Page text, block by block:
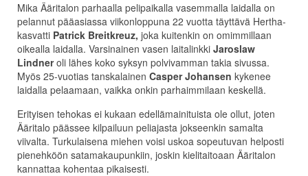
Mika Ääritalon parhaalla pelipaikalla vasemmalla laidalla on
pelannut pääasiassa viikonloppuna 22 vuotta täyttävä Hertha-
kasvatti Patrick Breitkreuz, joka kuitenkin on omimmillaan
oikealla laidalla. Varsinainen vasen laitalinkki Jaroslaw
Lindneroli lähes koko syksyn polvivamman takia sivussa.
Myös 25-vuotias tanskalainen Casper Johansen kykenee
laidalla pelaamaan, vaikka onkin parhaimmilaan keskellä.
Erityisen tehokas ei kukaan edellämainituista ole ollut, joten
Ääritalo päässee kilpailuun peliajasta jokseenkin samalta
viivalta. Turkulaisena miehen voisi uskoa sopeutuvan helposti
pienehköön satamakaupunkiin, joskin kielitaitoaan Ääritalon
kannattaa kohentaa pikaisesti.